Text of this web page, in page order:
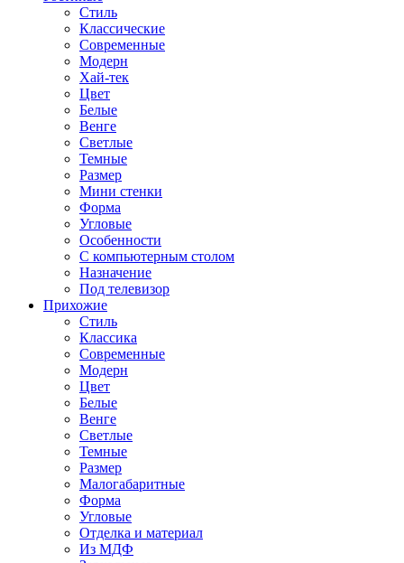
Стиль
Классические
Современные
Модерн
Хай-тек
Цвет
Белые
Венге
Светлые
Темные
Размер
Мини стенки
Форма
Угловые
Особенности
С компьютерным столом
Назначение
Под телевизор
Прихожие
Стиль
Классика
Современные
Модерн
Цвет
Белые
Венге
Светлые
Темные
Размер
Малогабаритные
Форма
Угловые
Отделка и материал
Из МДФ